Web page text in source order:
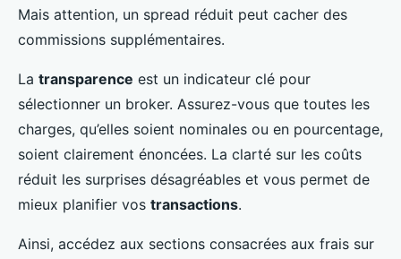
Mais attention, un spread réduit peut cacher des
commissions supplémentaires.
La transparence est un indicateur clé pour
sélectionner un broker. Assurez-vous que toutes les
charges, qu’elles soient nominales ou en pourcentage,
soient clairement énoncées. La clarté sur les coûts
réduit les surprises désagréables et vous permet de
mieux planifier vos transactions.
Ainsi, accédez aux sections consacrées aux frais sur